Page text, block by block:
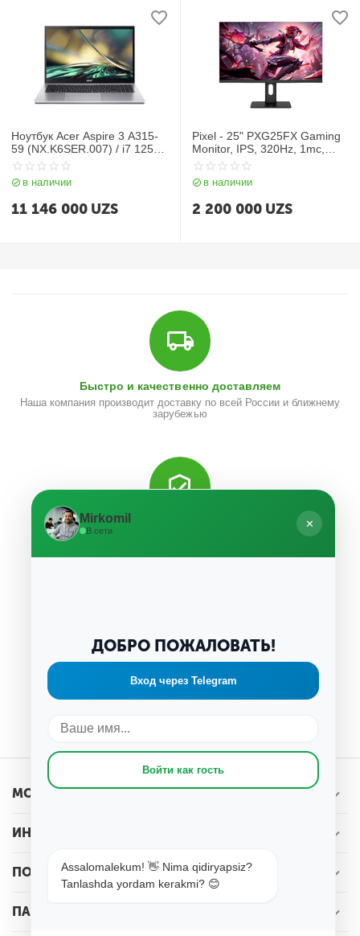
Ноутбук Acer Aspire 3 A315-
59 (NX.K6SER.007) / i7 1255U
/ 16GB / SSD 1TB /
15.6",серый
в наличии
11 146 000 UZS
Pixel - 25" PXG25FX Gaming
Monitor, IPS, 320Hz, 1mc,
FHD (1920*1080), HAS,
HDMI+DP, Black
в наличии
2 200 000 UZS
Быстро и качественно доставляем
Наша компания производит доставку по всей России и ближнему
зарубежью
Гарантия качества и сервисное обслуживание
уверены
Возврат товара в течение 30 дней
У вас есть 30 дней, для того чтобы протестировать вашу
МОЯ УЧЕТНАЯ ЗАПИСЬ
ИНТЕРНЕТ-МАГАЗИН WOOT.UZ
ПОКУПАТЕЛЬСКИЙ СЕРВИС
ПАРТНЕРАМ
Mirkomil
В сети
✕
ДОБРО ПОЖАЛОВАТЬ!
Вход через Telegram
Войти как гость
Assalomalekum! 👋 Nima qidiryapsiz?
Tanlashda yordam kerakmi? 😊